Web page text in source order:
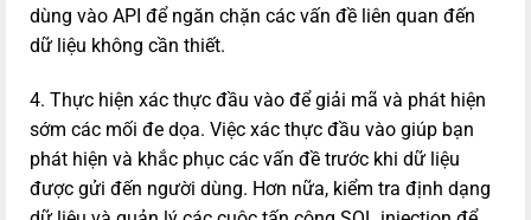
dùng vào API để ngăn chặn các vấn đề liên quan đến
dữ liệu không cần thiết.
4. Thực hiện xác thực đầu vào để giải mã và phát hiện
sớm các mối đe dọa. Việc xác thực đầu vào giúp bạn
phát hiện và khắc phục các vấn đề trước khi dữ liệu
được gửi đến người dùng. Hơn nữa, kiểm tra định dạng